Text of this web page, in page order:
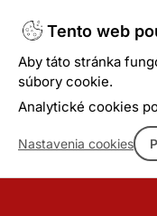
Tento web
Aby táto stránka
súbory cookie.
Analytické cookies
Nastavenia cookies